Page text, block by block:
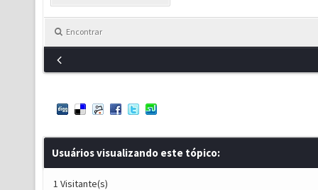
Encontrar
Usuários visualizando este tópico:
1 Visitante(s)